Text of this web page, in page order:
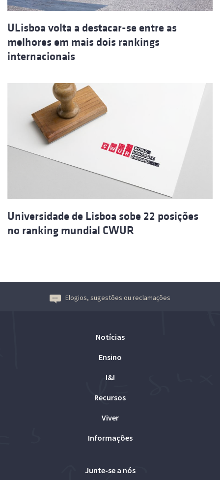
ULisboa volta a destacar-se entre as
melhores em mais dois rankings
internacionais
Universidade de Lisboa sobe 22 posições
no ranking mundial CWUR
Elogios, sugestões ou reclamações
Notícias
Ensino
I&I
Recursos
Viver
Informações
Junte-se a nós